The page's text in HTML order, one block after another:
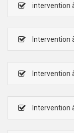
intervention
Intervention
Intervention
Intervention